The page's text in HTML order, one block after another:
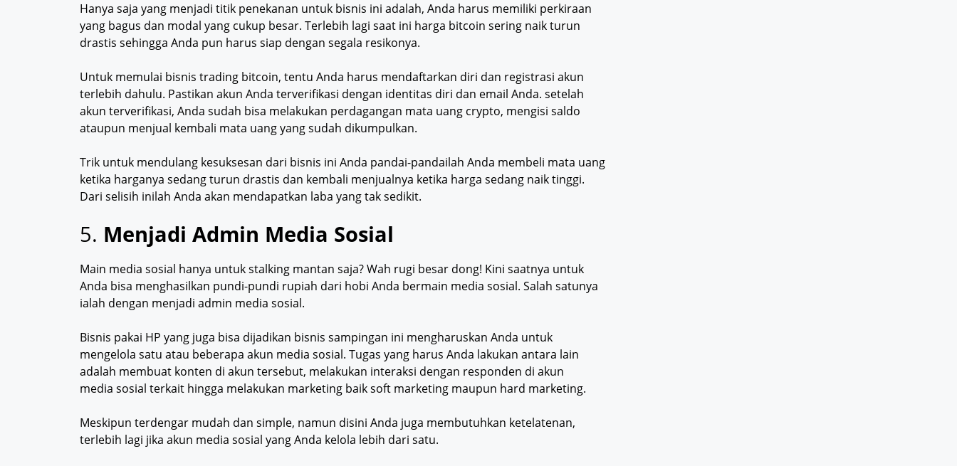
Hanya saja yang menjadi titik penekanan untuk bisnis ini adalah, Anda harus memiliki perkiraan
yang bagus dan modal yang cukup besar. Terlebih lagi saat ini harga bitcoin sering naik turun
drastis sehingga Anda pun harus siap dengan segala resikonya.
Untuk memulai bisnis trading bitcoin, tentu Anda harus mendaftarkan diri dan registrasi akun
terlebih dahulu. Pastikan akun Anda terverifikasi dengan identitas diri dan email Anda. setelah
akun terverifikasi, Anda sudah bisa melakukan perdagangan mata uang crypto, mengisi saldo
ataupun menjual kembali mata uang yang sudah dikumpulkan.
Trik untuk mendulang kesuksesan dari bisnis ini Anda pandai-pandailah Anda membeli mata uang
ketika harganya sedang turun drastis dan kembali menjualnya ketika harga sedang naik tinggi.
Dari selisih inilah Anda akan mendapatkan laba yang tak sedikit.
5. Menjadi Admin Media Sosial
Main media sosial hanya untuk stalking mantan saja? Wah rugi besar dong! Kini saatnya untuk
Anda bisa menghasilkan pundi-pundi rupiah dari hobi Anda bermain media sosial. Salah satunya
ialah dengan menjadi admin media sosial.
Bisnis pakai HP yang juga bisa dijadikan bisnis sampingan ini mengharuskan Anda untuk
mengelola satu atau beberapa akun media sosial. Tugas yang harus Anda lakukan antara lain
adalah membuat konten di akun tersebut, melakukan interaksi dengan responden di akun
media sosial terkait hingga melakukan marketing baik soft marketing maupun hard marketing.
Meskipun terdengar mudah dan simple, namun disini Anda juga membutuhkan ketelatenan,
terlebih lagi jika akun media sosial yang Anda kelola lebih dari satu.